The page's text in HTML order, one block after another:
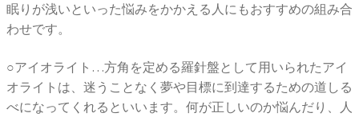
眠りが浅いといった悩みをかかえる人にもおすすめの組み合
わせです。
○アイオライト…方角を定める羅針盤として用いられたアイ
オライトは、迷うことなく夢や目標に到達するための道しる
べになってくれるといいます。何が正しいのか悩んだり、人